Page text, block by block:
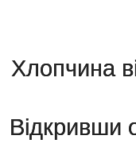
Хлопчина
Відкривши